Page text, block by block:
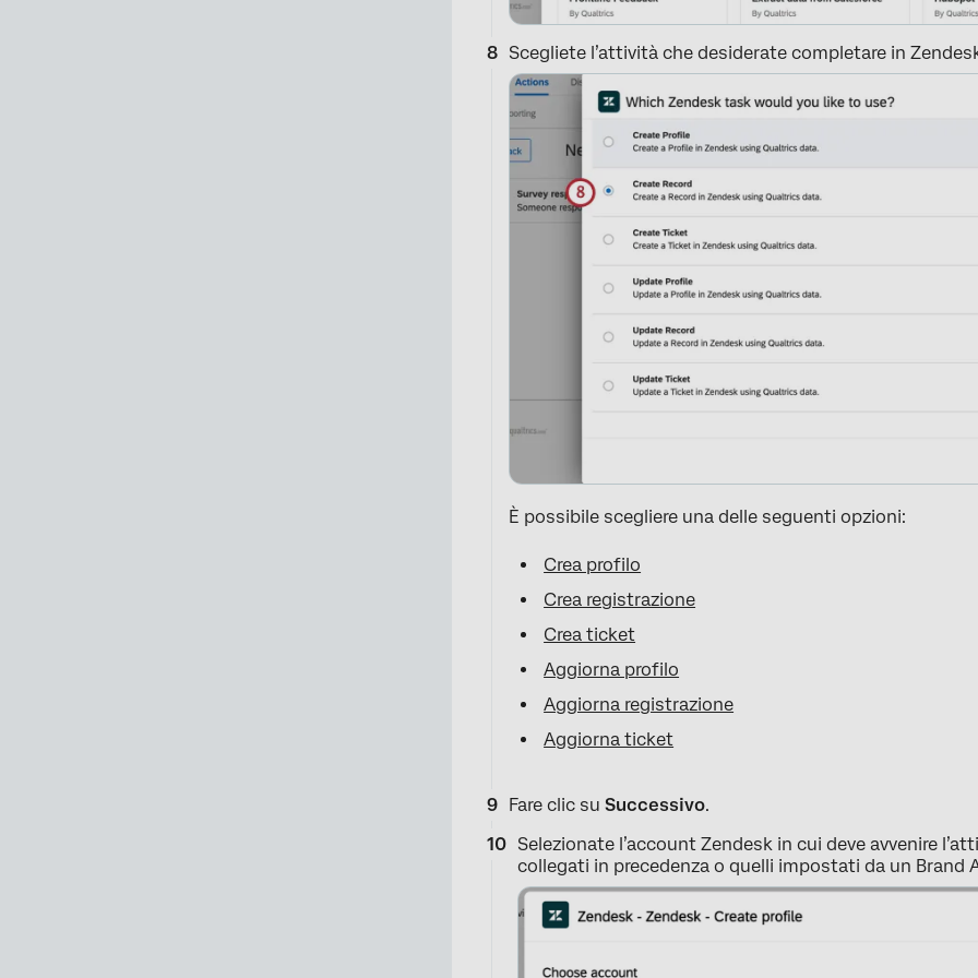
Scegliete l’attività che desiderate completare in
È possibile scegliere una delle seguenti opzioni:
Crea profilo
Crea registrazione
Crea ticket
Aggiorna profilo
Aggiorna registrazione
Aggiorna ticket
Fare clic suSuccessivo.
Selezionate l’account Zendesk in cui deve avvenire
collegati in precedenza o quelli impostati da un